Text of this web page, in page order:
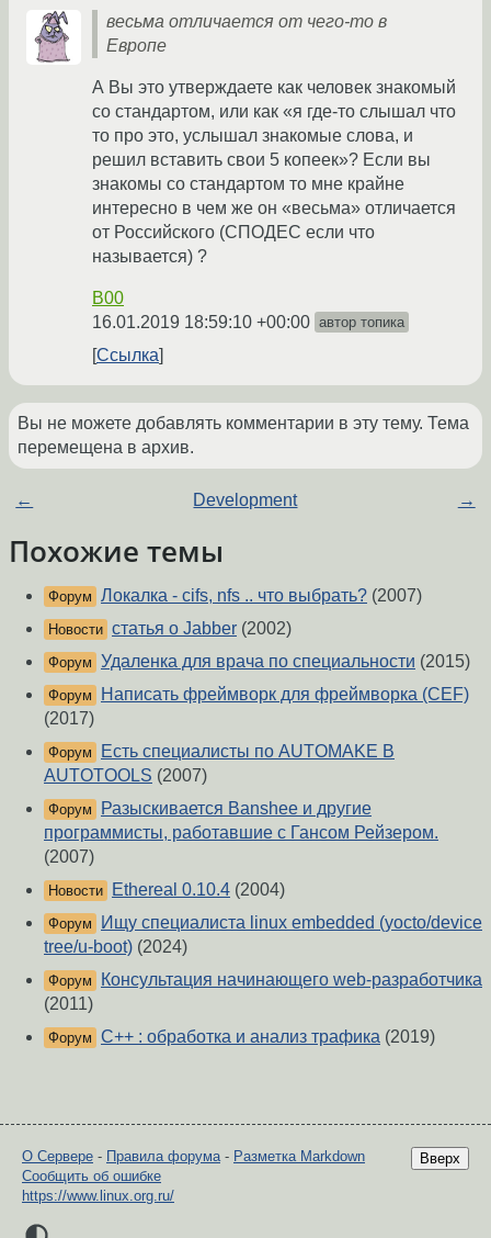
весьма отличается от чего-то в
Европе
А Вы это утверждаете как человек знакомый
со стандартом, или как «я где-то слышал что
то про это, услышал знакомые слова, и
решил вставить свои 5 копеек»? Если вы
знакомы со стандартом то мне крайне
интересно в чем же он «весьма» отличается
от Российского (СПОДЕС если что
называется) ?
B00
16.01.2019 18:59:10 +00:00 автор топика
Ссылка
Вы не можете добавлять комментарии в эту тему. Тема
перемещена в архив.
← Development →
Похожие темы
Форум Локалка - cifs, nfs .. что выбрать? (2007)
Новости статья о Jabber (2002)
Форум Удаленка для врача по специальности (2015)
Форум
Написать фреймворк для фреймворка (CEF)
(2017)
Форум
Есть специалисты по AUTOMAKE B
AUTOTOOLS (2007)
Форум
Разыскивается Banshee и другие
программисты, работавшие с Гансом Рейзером.
(2007)
Новости Ethereal 0.10.4 (2004)
Форум
Ищу специалиста linux embedded (yoсto/device
tree/u-boot) (2024)
Форум
Консультация начинающего web-разработчика
(2011)
Форум С++ : обработка и анализ трафика (2019)
Вверх
О Сервере - Правила форума- Разметка Markdown
Сообщить об ошибке
https://www.linux.org.ru/